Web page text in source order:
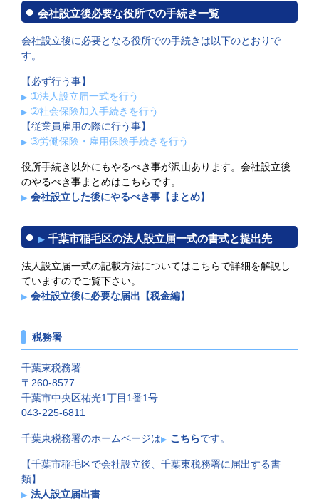
会社設立後必要な役所での手続き一覧
会社設立後に必要となる役所での手続きは以下のとおりで
す。
【必ず行う事】
➀法人設立届一式を行う
➁社会保険加入手続きを行う
【従業員雇用の際に行う事】
➂労働保険・雇用保険手続きを行う
役所手続き以外にもやるべき事が沢山あります。会社設立後
のやるべき事まとめはこちらです。
会社設立した後にやるべき事【まとめ】
千葉市稲毛区の法人設立届一式の書式と提出先
法人設立届一式の記載方法についてはこちらで詳細を解説し
ていますのでご覧下さい。
会社設立後に必要な届出【税金編】
税務署
千葉東税務署
〒260-8577
千葉市中央区祐光1丁目1番1号
043-225-6811
千葉東税務署のホームページは こちらです。
【千葉市稲毛区で会社設立後、千葉東税務署に届出する書
類】
法人設立届出書